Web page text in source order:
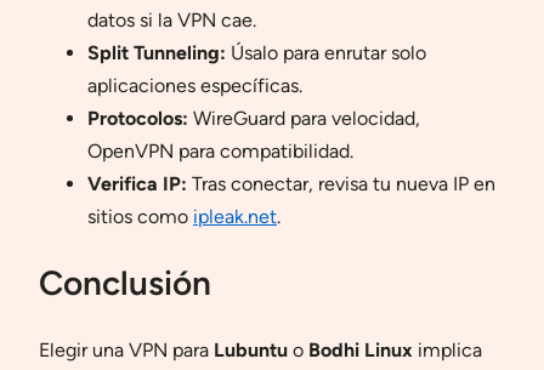
datos si la VPN cae.
Split Tunneling: Úsalo para enrutar solo
aplicaciones específicas.
Protocolos: WireGuard para velocidad,
OpenVPN para compatibilidad.
Verifica IP: Tras conectar, revisa tu nueva IP en
sitios como ipleak.net.
Conclusión
Elegir una VPN para Lubuntu o Bodhi Linux implica